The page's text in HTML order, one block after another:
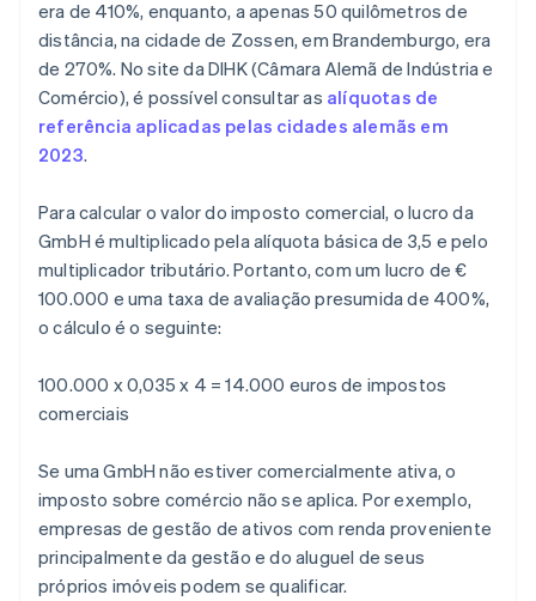
era de 410%, enquanto, a apenas 50 quilômetros de
distância, na cidade de Zossen, em Brandemburgo, era
de 270%. No site da DIHK (Câmara Alemã de Indústria e
Comércio), é possível consultar as alíquotas de
referência aplicadas pelas cidades alemãs em
2023.
Para calcular o valor do imposto comercial, o lucro da
GmbH é multiplicado pela alíquota básica de 3,5 e pelo
multiplicador tributário. Portanto, com um lucro de €
100.000 e uma taxa de avaliação presumida de 400%,
o cálculo é o seguinte:
100.000 x 0,035 x 4 = 14.000 euros de impostos
comerciais
Se uma GmbH não estiver comercialmente ativa, o
imposto sobre comércio não se aplica. Por exemplo,
empresas de gestão de ativos com renda proveniente
principalmente da gestão e do aluguel de seus
próprios imóveis podem se qualificar.